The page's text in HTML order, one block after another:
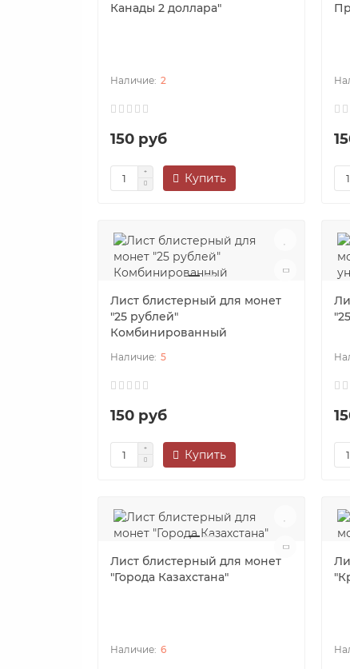
Канады 2 доллара"
2
150 руб
Купить
Лист блистерный для монет
"25 рублей"
Комбинированный
5
150 руб
Купить
Лист блистерный для монет
"Города Казахстана"
6